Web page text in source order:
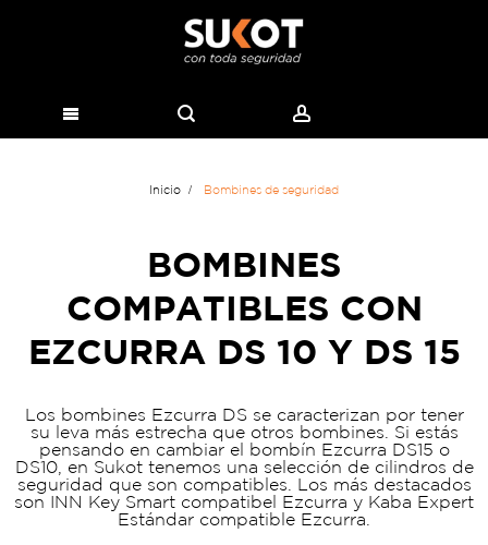
Inicio Bombines de seguridad
BOMBINES
COMPATIBLES CON
EZCURRA DS 10 Y DS 15
Los bombines Ezcurra DS se caracterizan por tener
su leva más estrecha que otros bombines. Si estás
pensando en cambiar el bombín Ezcurra DS15 o
DS10, en Sukot tenemos una selección de cilindros de
seguridad que son compatibles. Los más destacados
son INN Key Smart compatibel Ezcurra y Kaba Expert
Estándar compatible Ezcurra.